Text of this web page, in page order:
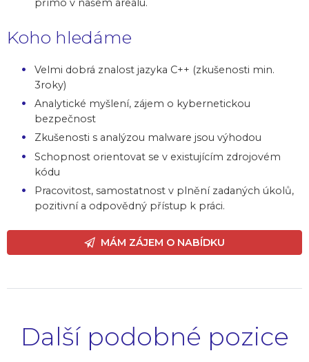
přímo v našem areálu.
Koho hledáme
Velmi dobrá znalost jazyka C++ (zkušenosti min.
3roky)
Analytické myšlení, zájem o kybernetickou
bezpečnost
Zkušenosti s analýzou malware jsou výhodou
Schopnost orientovat se v existujícím zdrojovém
kódu
Pracovitost, samostatnost v plnění zadaných úkolů,
pozitivní a odpovědný přístup k práci.
MÁM ZÁJEM O NABÍDKU
Další podobné pozice